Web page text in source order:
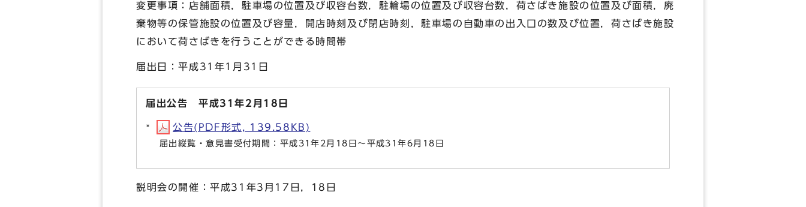
変更事項：店舗面積，駐車場の位置及び収容台数，駐輪場の位置及び収容台数，荷さばき施設の位置及び面積，廃
棄物等の保管施設の位置及び容量，開店時刻及び閉店時刻，駐車場の自動車の出入口の数及び位置，荷さばき施設
において荷さばきを行うことができる時間帯
届出日：平成31年1月31日
届出公告 平成31年2月18日
公告(PDF形式, 139.58KB)
届出縦覧・意見書受付期間：平成31年2月18日～平成31年6月18日
説明会の開催：平成31年3月17日，18日